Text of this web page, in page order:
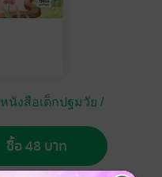
หนังสือเด็กปฐมวัย /
ซื้อ 48 บาท